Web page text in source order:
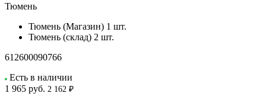
Тюмень
Тюмень (Магазин) 1 шт.
Тюмень (склад) 2 шт.
612600090766
Есть в наличии
1 965 руб. 2 162 ₽